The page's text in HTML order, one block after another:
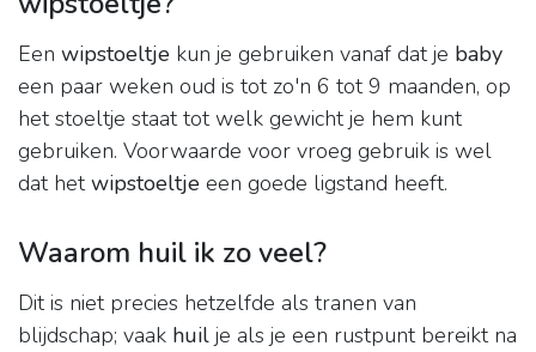
Een wipstoeltje kun je gebruiken vanaf dat je baby
een paar weken oud is tot zo'n 6 tot 9 maanden, op
het stoeltje staat tot welk gewicht je hem kunt
gebruiken. Voorwaarde voor vroeg gebruik is wel
dat hetwipstoeltje een goede ligstand heeft.
Waarom huil ik zo veel?
Dit is niet precies hetzelfde als tranen van
blijdschap; vaak huil je als je een rustpunt bereikt na